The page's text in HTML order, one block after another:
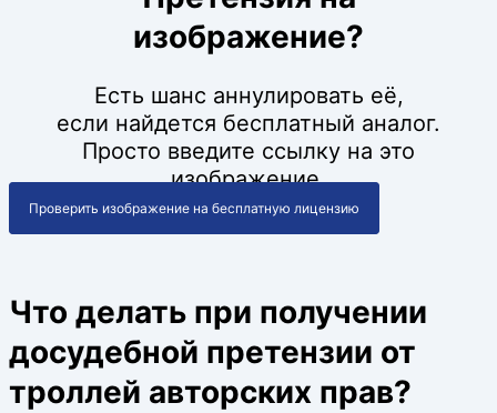
изображение?
Есть шанс аннулировать её,
если найдется бесплатный аналог.
Просто введите ссылку на это
изображение.
Проверить изображение на бесплатную лицензию
Что делать при получении
досудебной претензии от
троллей авторских прав?